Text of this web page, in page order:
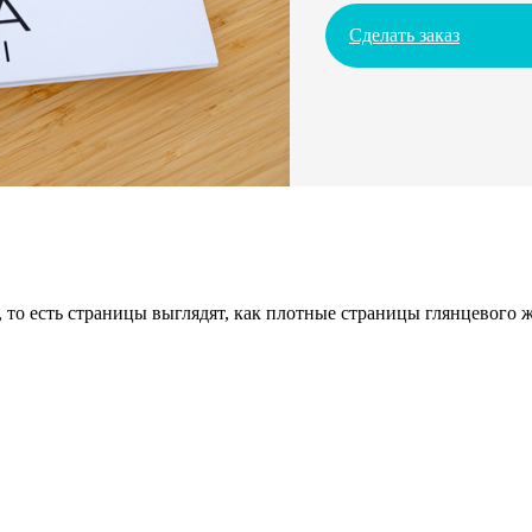
Сделать заказ
есть страницы выглядят, как плотные страницы глянцевого